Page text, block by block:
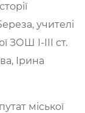
учителі
ЗОШ І-ІІІ ст.
Ірина
міської